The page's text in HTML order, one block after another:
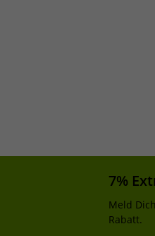
7%
Meld
Rabatt.